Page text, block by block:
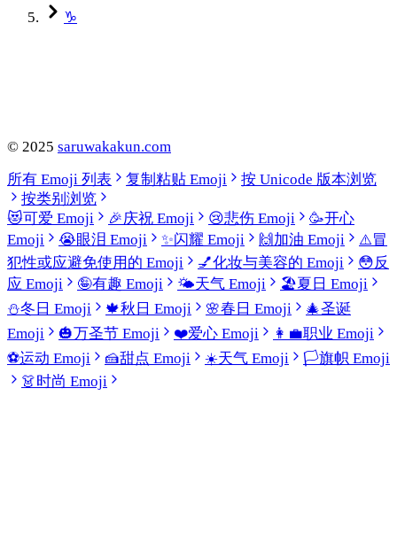
♑
© 2025 saruwakakun.com
所有 Emoji 列表
复制粘贴 Emoji
按 Unicode 版本浏览
按类别浏览
😻可爱 Emoji 🎉庆祝 Emoji 😢悲伤 Emoji 🥳开心
Emoji
😭眼泪 Emoji ✨闪耀 Emoji 🙌加油 Emoji ⚠️冒
犯性或应避免使用的 Emoji
💅化妆与美容的 Emoji 😳反
应 Emoji
🤪有趣 Emoji 🌤️天气 Emoji 🏖️夏日 Emoji
⛄冬日 Emoji 🍁秋日 Emoji 🌸春日 Emoji 🎄圣诞
Emoji
🎃万圣节 Emoji ❤️爱心 Emoji 👩‍💼职业 Emoji
⚽运动 Emoji 🍰甜点 Emoji ☀️天气 Emoji 🏳️旗帜 Emoji
👗时尚 Emoji